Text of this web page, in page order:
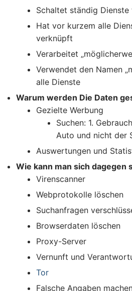
Schaltet ständig Dienste
Hat vor kurzem alle
verknüpft
Verarbeitet
Verwendet den Namen
alle Dienste
Warum werden Die Daten
Gezielte Werbung
Suchen: 1.
Auto und nicht der
Auswertungen und
Wie kann man sich dagegen
Virenscanner
Webprotokolle löschen
Suchanfragen
Browserdaten löschen
Proxy-Server
Vernunft und
Tor
Falsche Angaben